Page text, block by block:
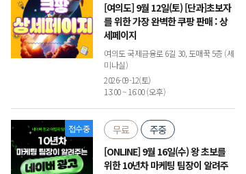
[여의도] 9월 12일(토) [단과]초보자
를 위한 가장 완벽한 쿠팡 판매 : 상
세페이지
여의도 국제금융로 6길 30, 도매꾹 5층 (세
미나실)
2026-09-12(토)
13:00 ~ 16:00 (오후)
접수중 무료
주중
[ONLINE] 9월 16일(수) 왕 초보를
위한 10년차 마케팅 팀장이 알려주